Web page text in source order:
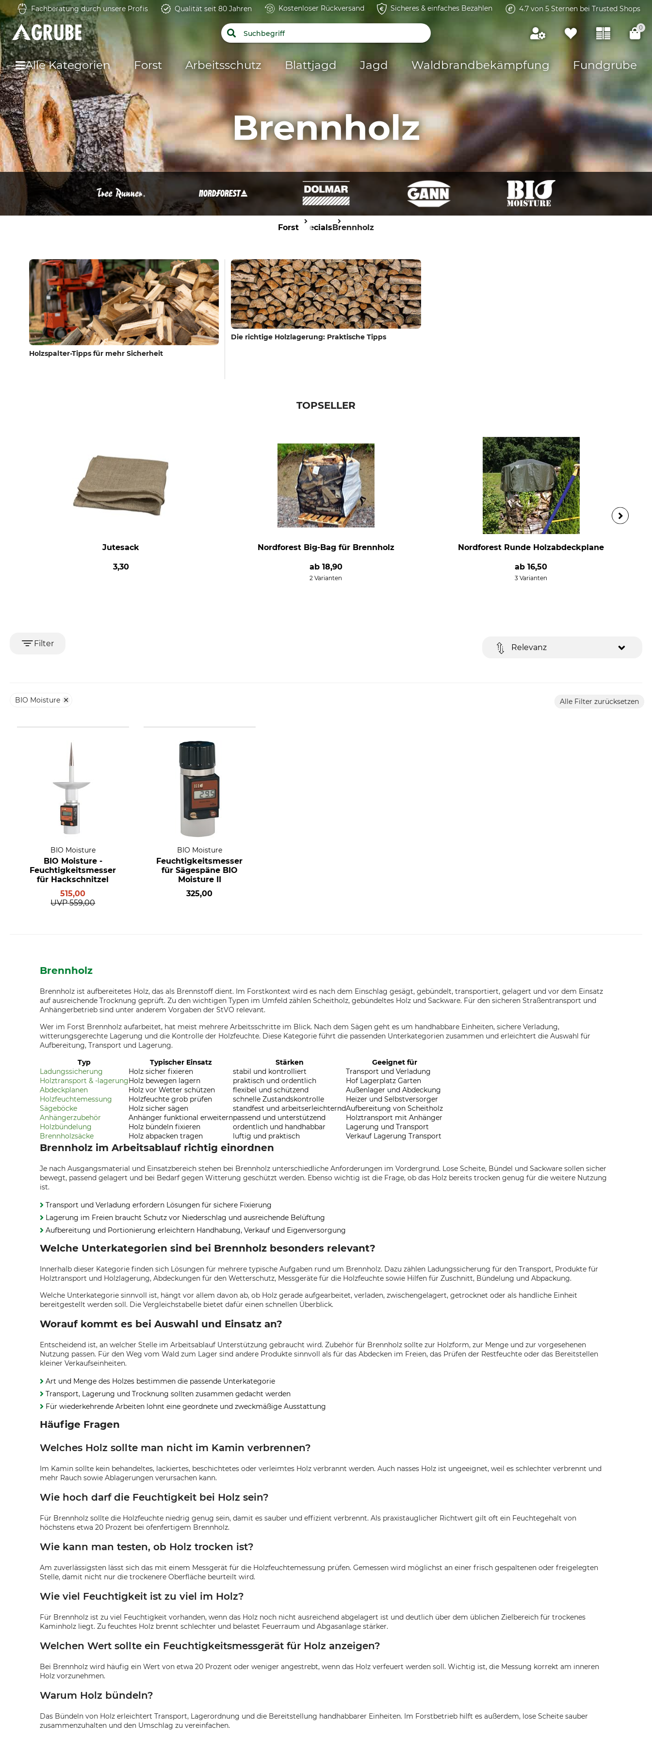
Fachberatung durch unsere Profis Qualität seit 80 Jahren Kostenloser Rückversand Sicheres & einfaches Bezahlen 4.7 von 5 Sternen bei Trusted Shops
0
Alle Kategorien Forst Arbeitsschutz Blattjagd Jagd Waldbrandbekämpfung Fundgrube
Brennholz
Forst SpecialsBrennholz
Holzspalter-Tipps für mehr Sicherheit
Die richtige Holzlagerung: Praktische Tipps
TOPSELLER
Jutesack
3,30
Nordforest Big-Bag für Brennholz
ab 18,90
2 Varianten
Nordforest Runde Holzabdeckplane
ab16,50
3 Varianten
Filter Relevanz
BIO Moisture Alle Filter zurücksetzen
BIO Moisture
BIO Moisture -
Feuchtigkeitsmesser
für Hackschnitzel
515,00
UVP 559,00
BIO Moisture
Feuchtigkeitsmesser
für Sägespäne BIO
Moisture II
325,00
Brennholz
Brennholz ist aufbereitetes Holz, das als Brennstoff dient. Im Forstkontext wird es nach dem Einschlag gesägt, gebündelt, transportiert, gelagert und vor dem Einsatz
auf ausreichende Trocknung geprüft. Zu den wichtigen Typen im Umfeld zählen Scheitholz, gebündeltes Holz und Sackware. Für den sicheren Straßentransport und
Anhängerbetrieb sind unter anderem Vorgaben der StVO relevant.
Wer im Forst Brennholz aufarbeitet, hat meist mehrere Arbeitsschritte im Blick. Nach dem Sägen geht es um handhabbare Einheiten, sichere Verladung,
witterungsgerechte Lagerung und die Kontrolle der Holzfeuchte. Diese Kategorie führt die passenden Unterkategorien zusammen und erleichtert die Auswahl für
Aufbereitung, Transport und Lagerung.
Typ
Typischer Einsatz Stärken
Geeignet für
Ladungssicherung
Holz sicher fixieren stabil und kontrolliert
Transport und Verladung
Holztransport & -lagerungHolz bewegen lagern praktisch und ordentlich
Hof Lagerplatz Garten
Abdeckplanen
Holz vor Wetter schützen flexibel und schützend
Außenlager und Abdeckung
Holzfeuchtemessung
Holzfeuchte grob prüfen schnelle Zustandskontrolle
Heizer und Selbstversorger
Sägeböcke
Holz sicher sägen standfest und arbeitserleichterndAufbereitung von Scheitholz
Anhängerzubehör
Anhänger funktional erweiternpassend und unterstützend
Holztransport mit Anhänger
Holzbündelung
Holz bündeln fixieren ordentlich und handhabbar
Lagerung und Transport
Brennholzsäcke
Holz abpacken tragen luftig und praktisch Verkauf Lagerung Transport
Brennholz im Arbeitsablauf richtig einordnen
Je nach Ausgangsmaterial und Einsatzbereich stehen bei Brennholz unterschiedliche Anforderungen im Vordergrund. Lose Scheite, Bündel und Sackware sollen sicher
bewegt, passend gelagert und bei Bedarf gegen Witterung geschützt werden. Ebenso wichtig ist die Frage, ob das Holz bereits trocken genug für die weitere Nutzung
ist.
Transport und Verladung erfordern Lösungen für sichere Fixierung
Lagerung im Freien braucht Schutz vor Niederschlag und ausreichende Belüftung
Aufbereitung und Portionierung erleichtern Handhabung, Verkauf und Eigenversorgung
Welche Unterkategorien sind bei Brennholz besonders relevant?
Innerhalb dieser Kategorie finden sich Lösungen für mehrere typische Aufgaben rund um Brennholz. Dazu zählen Ladungssicherung für den Transport, Produkte für
Holztransport und Holzlagerung, Abdeckungen für den Wetterschutz, Messgeräte für die Holzfeuchte sowie Hilfen für Zuschnitt, Bündelung und Abpackung.
Welche Unterkategorie sinnvoll ist, hängt vor allem davon ab, ob Holz gerade aufgearbeitet, verladen, zwischengelagert, getrocknet oder als handliche Einheit
bereitgestellt werden soll. Die Vergleichstabelle bietet dafür einen schnellen Überblick.
Worauf kommt es bei Auswahl und Einsatz an?
Entscheidend ist, an welcher Stelle im Arbeitsablauf Unterstützung gebraucht wird. Zubehör für Brennholz sollte zur Holzform, zur Menge und zur vorgesehenen
Nutzung passen. Für den Weg vom Wald zum Lager sind andere Produkte sinnvoll als für das Abdecken im Freien, das Prüfen der Restfeuchte oder das Bereitstellen
kleiner Verkaufseinheiten.
Art und Menge des Holzes bestimmen die passende Unterkategorie
Transport, Lagerung und Trocknung sollten zusammen gedacht werden
Für wiederkehrende Arbeiten lohnt eine geordnete und zweckmäßige Ausstattung
Häufige Fragen
Welches Holz sollte man nicht im Kamin verbrennen?
Im Kamin sollte kein behandeltes, lackiertes, beschichtetes oder verleimtes Holz verbrannt werden. Auch nasses Holz ist ungeeignet, weil es schlechter verbrennt und
mehr Rauch sowie Ablagerungen verursachen kann.
Wie hoch darf die Feuchtigkeit bei Holz sein?
Für Brennholz sollte die Holzfeuchte niedrig genug sein, damit es sauber und effizient verbrennt. Als praxistauglicher Richtwert gilt oft ein Feuchtegehalt von
höchstens etwa 20 Prozent bei ofenfertigem Brennholz.
Wie kann man testen, ob Holz trocken ist?
Am zuverlässigsten lässt sich das mit einem Messgerät für die Holzfeuchtemessung prüfen. Gemessen wird möglichst an einer frisch gespaltenen oder freigelegten
Stelle, damit nicht nur die trockenere Oberfläche beurteilt wird.
Wie viel Feuchtigkeit ist zu viel im Holz?
Für Brennholz ist zu viel Feuchtigkeit vorhanden, wenn das Holz noch nicht ausreichend abgelagert ist und deutlich über dem üblichen Zielbereich für trockenes
Kaminholz liegt. Zu feuchtes Holz brennt schlechter und belastet Feuerraum und Abgasanlage stärker.
Welchen Wert sollte ein Feuchtigkeitsmessgerät für Holz anzeigen?
Bei Brennholz wird häufig ein Wert von etwa 20 Prozent oder weniger angestrebt, wenn das Holz verfeuert werden soll. Wichtig ist, die Messung korrekt am inneren
Holz vorzunehmen.
Warum Holz bündeln?
Das Bündeln von Holz erleichtert Transport, Lagerordnung und die Bereitstellung handhabbarer Einheiten. Im Forstbetrieb hilft es außerdem, lose Scheite sauber
zusammenzuhalten und den Umschlag zu vereinfachen.